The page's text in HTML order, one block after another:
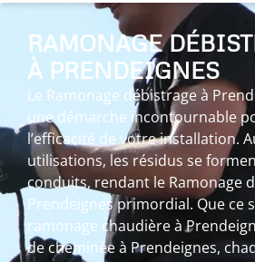
RAMONAGE
À PRENDEIGNES
Le Ramonage débistrage à
une démarche incontournable
l’efficacité de votre installation.
utilisations, les résidus se
conduits, rendant le Ramonage
Prendeignes primordial. Que ce
ramonage chaudière à
de cheminée à Prendeignes,